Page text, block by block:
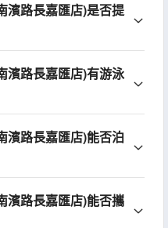
濱路長嘉匯店)是否提
濱路長嘉匯店)有游泳
濱路長嘉匯店)能否泊
濱路長嘉匯店)能否攜